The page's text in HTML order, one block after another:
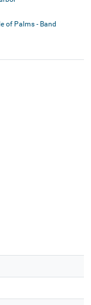
of Palms - Band